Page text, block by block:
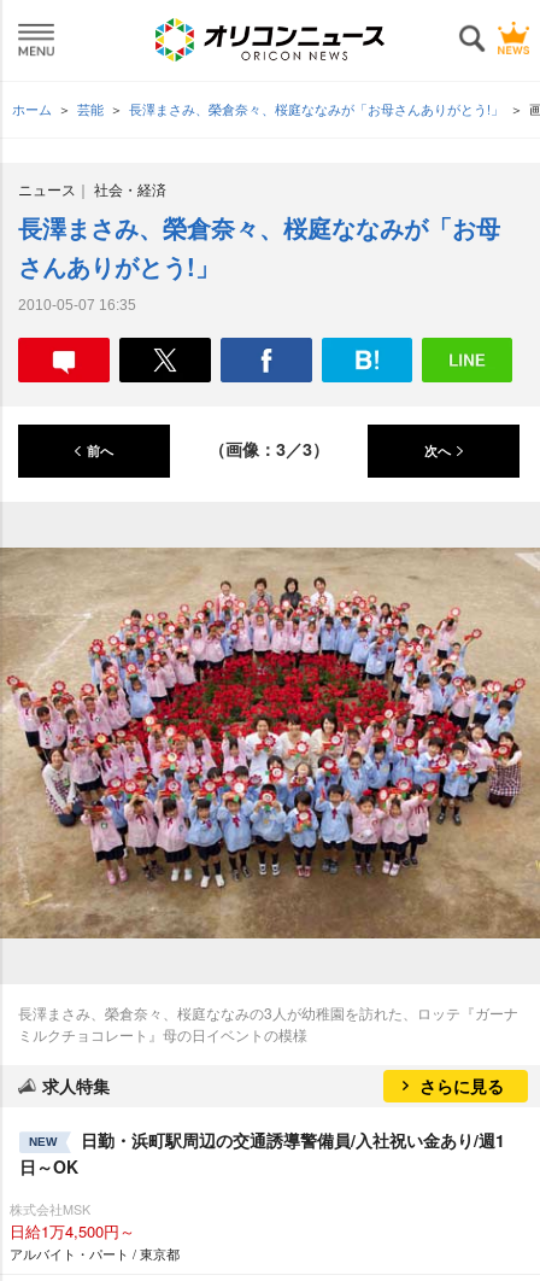
ホーム 芸能 長澤まさみ、榮倉奈々、桜庭ななみが「お母さんありがとう!」
ニュース 社会・経済
長澤まさみ、榮倉奈々、桜庭ななみが「お母
さんありがとう!」
2010-05-07 16:35
前へ （画像：3／3） 次へ
長澤まさみ、榮倉奈々、桜庭ななみの3人が幼稚園を訪れた、ロッテ『ガーナ
ミルクチョコレート』母の日イベントの模様
求人特集 さらに見る
NEW
日勤・浜町駅周辺の交通誘導警備員/入社祝い金あり/週1
日～OK
株式会社MSK
日給1万4,500円～
アルバイト・パート / 東京都